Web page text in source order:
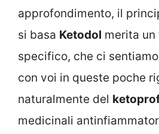
approfondimento, il
si basa Ketodol merita
specifico, che ci
con voi in queste poche
naturalmente del
medicinali